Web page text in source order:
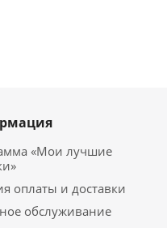
«Мои лучшие
оплаты и доставки
обслуживание